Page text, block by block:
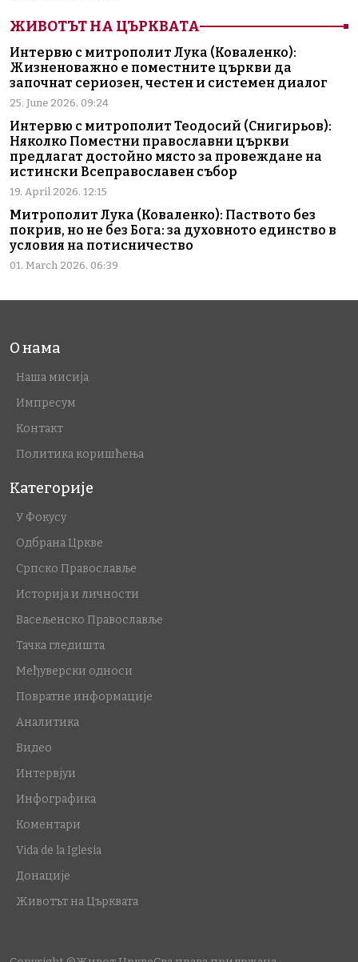
ЖИВОТЪТ НА ЦЪРКВАТА
Интервю с митрополит Лука (Коваленко):
Жизненоважно е поместните църкви да
започнат сериозен, честен и системен диалог
25. June 2026. 09:24
Интервю с митрополит Теодосий (Снигирьов):
Няколко Поместни православни църкви
предлагат достойно място за провеждане на
истински Всеправославен събор
19. April 2026. 12:15
Митрополит Лука (Коваленко): Паството без
покрив, но не без Бога: за духовното единство в
условия на потисничество
01. March 2026. 06:39
О нама
Наша мисија
Импресум
Контакт
Политика коришћења
Категорије
У Фокусу
Одбрана Цркве
Српско Православље
Историја и личности
Васељенско Православље
Тачка гледишта
Међуверски односи
Повратне информације
Аналитика
Видео
Интервјуи
Инфографика
Коментари
Vida de la Iglesia
Донације
Животът на Църквата